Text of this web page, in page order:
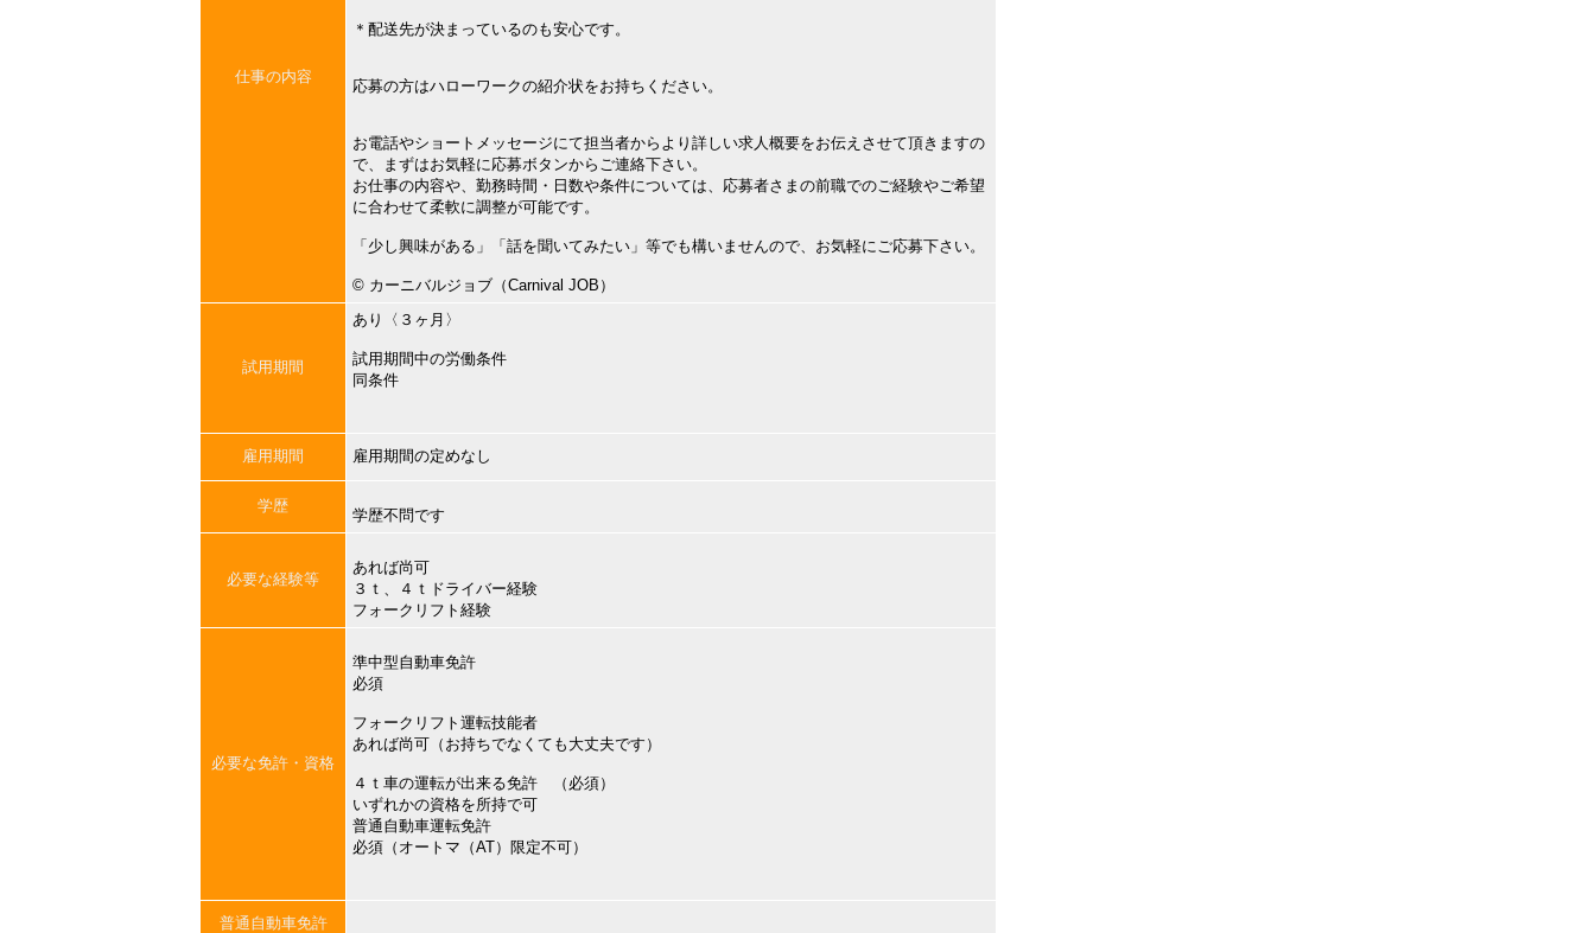
仕事の内容
＊配送先が決まっているのも安心です。
応募の方はハローワークの紹介状をお持ちください。
お電話やショートメッセージにて担当者からより詳しい求人概要をお伝えさせて頂きますの
で、まずはお気軽に応募ボタンからご連絡下さい。
お仕事の内容や、勤務時間・日数や条件については、応募者さまの前職でのご経験やご希望
に合わせて柔軟に調整が可能です。
「少し興味がある」「話を聞いてみたい」等でも構いませんので、お気軽にご応募下さい。
©︎ カーニバルジョブ（Carnival JOB）
試用期間
あり〈３ヶ月〉
試用期間中の労働条件
同条件
雇用期間 雇用期間の定めなし
学歴
学歴不問です
必要な経験等
あれば尚可
３ｔ、４ｔドライバー経験
フォークリフト経験
必要な免許・資格
準中型自動車免許
必須
フォークリフト運転技能者
あれば尚可（お持ちでなくても大丈夫です）
４ｔ車の運転が出来る免許 （必須）
いずれかの資格を所持で可
普通自動車運転免許
必須（オートマ（AT）限定不可）
普通自動車免許